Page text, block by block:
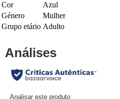
Cor
Azul
Género
Mulher
Grupo etário Adulto